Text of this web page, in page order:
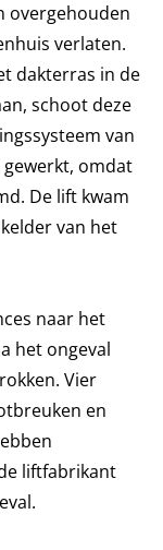
overgehouden
verlaten.
dakterras in de
schoot deze
van
omdat
De lift kwam
van het
naar het
het ongeval
Vier
en
liftfabrikant